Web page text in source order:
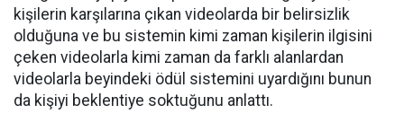
kişilerin karşılarına çıkan videolarda bir belirsizlik
olduğuna ve bu sistemin kimi zaman kişilerin ilgisini
çeken videolarla kimi zaman da farklı alanlardan
videolarla beyindeki ödül sistemini uyardığını bunun
da kişiyi beklentiye soktuğunu anlattı.